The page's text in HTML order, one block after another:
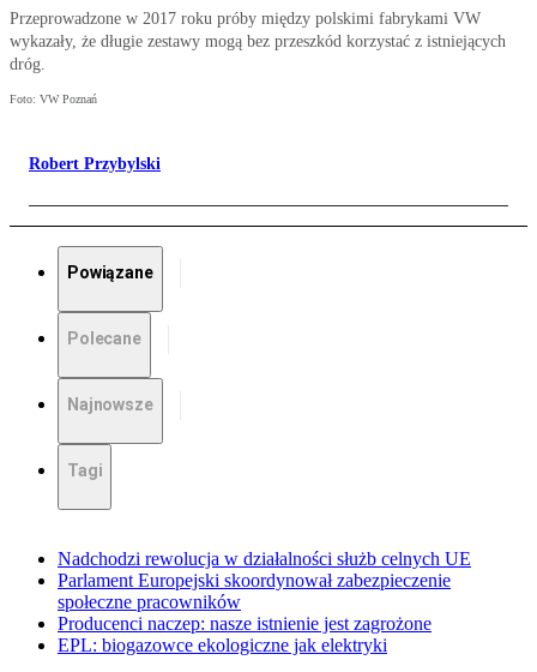
Przeprowadzone w 2017 roku próby między polskimi fabrykami VW
wykazały, że długie zestawy mogą bez przeszkód korzystać z istniejących
dróg.
Foto: VW Poznań
Robert Przybylski
Powiązane
Polecane
Najnowsze
Tagi
Nadchodzi rewolucja w działalności służb celnych UE
Parlament Europejski skoordynował zabezpieczenie
społeczne pracowników
Producenci naczep: nasze istnienie jest zagrożone
EPL: biogazowce ekologiczne jak elektryki